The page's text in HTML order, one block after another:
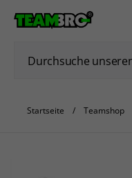
Startseite Teamshop